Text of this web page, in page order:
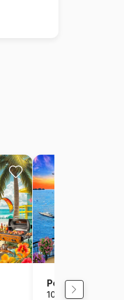
Positano Italy
1000 pièces